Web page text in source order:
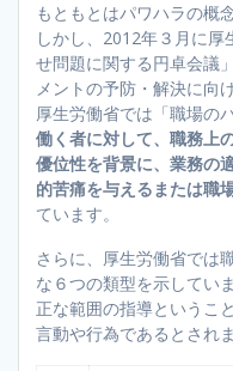
もともとはパワハラの概
しかし、2012年３月に
せ問題に関する円卓会議
メントの予防・解決に向
厚生労働省では「職場の
働く者に対して、職務上
優位性を背景に、業務の
的苦痛を与えるまたは職
ています。
さらに、厚生労働省では
な６つの類型を示してい
正な範囲の指導というこ
言動や行為であるとされま